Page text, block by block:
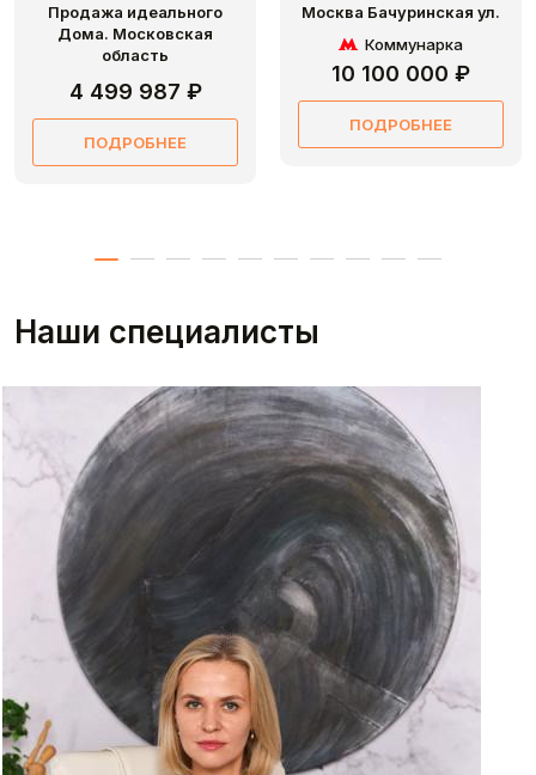
Продажа идеального
Дома. Московская
область
4 499 987 ₽
ПОДРОБНЕЕ
Москва Бачуринская ул.
Коммунарка
10 100 000 ₽
ПОДРОБНЕЕ
Наши специалисты